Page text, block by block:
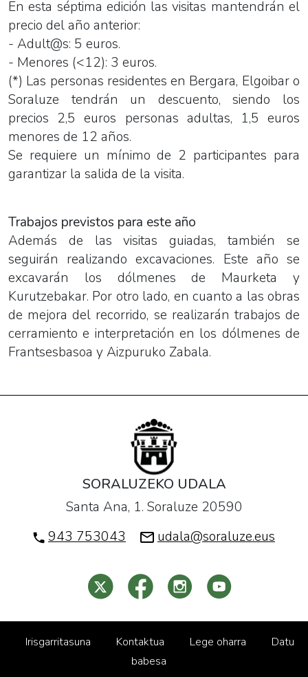
En esta séptima edición las visitas mantendrán el
precio del año anterior:
- Adult@s: 5 euros.
- Menores (<12): 3 euros.
(*) Las personas residentes en Bergara, Elgoibar o
Soraluze tendrán un descuento, siendo los
precios 2,5 euros personas adultas, 1,5 euros
menores de 12 años.
Se requiere un mínimo de 2 participantes para
garantizar la salida de la visita.
Trabajos previstos para este año
Además de las visitas guiadas, también se
seguirán realizando excavaciones. Este año se
excavarán los dólmenes de Maurketa y
Kurutzebakar. Por otro lado, en cuanto a las obras
de mejora del recorrido, se realizarán trabajos de
cerramiento e interpretación en los dólmenes de
Frantsesbasoa y Aizpuruko Zabala.
SORALUZEKO UDALA
Santa Ana, 1. Soraluze 20590
943 753043
udala@soraluze.eus
Irisgarritasuna Kontaktua Lege oharra
Datu
babesa